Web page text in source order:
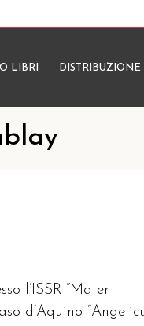
LIBRI DISTRIBUZIONE
l’ISSR “Mater
d’Aquino